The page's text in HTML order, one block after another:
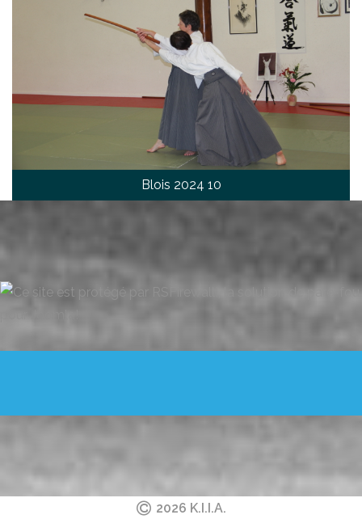
Blois 2024 10
2026 K.I.I.A.